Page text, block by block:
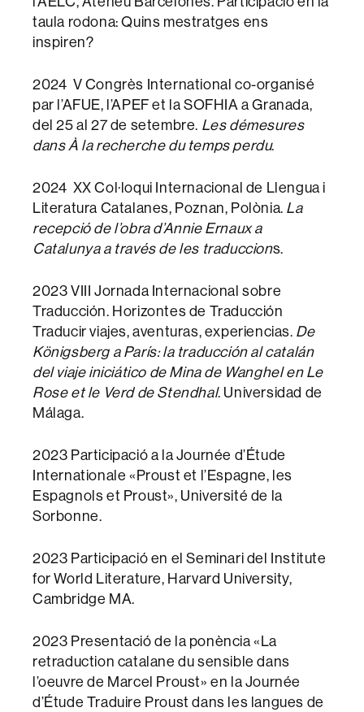
taula rodona: Quins mestratges ens
inspiren?
2024 V Congrès International co-organisé
par l’AFUE, l’APEF et la SOFHIA a Granada,
del 25 al 27 de setembre. Les démesures
dans À la recherche du temps perdu.
2024 XX Col·loqui Internacional de Llengua i
Literatura Catalanes, Poznan, Polònia. La
recepció de l’obra d’Annie Ernaux a
Catalunya a través de les traduccions.
2023 VIII Jornada Internacional sobre
Traducción. Horizontes de Traducción
Traducir viajes, aventuras, experiencias. De
Königsberg a París: la traducción al catalán
del viaje iniciático de Mina de Wanghel en Le
Rose et le Verd de Stendhal. Universidad de
Málaga.
2023 Participació a la Journée d’Étude
Internationale «Proust et l’Espagne, les
Espagnols et Proust», Université de la
Sorbonne.
2023 Participació en el Seminari del Institute
for World Literature, Harvard University,
Cambridge MA.
2023 Presentació de la ponència «La
retraduction catalane du sensible dans
l’oeuvre de Marcel Proust» en la Journée
d’Étude Traduire Proust dans les langues de